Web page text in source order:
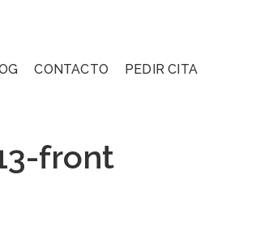
CONTACTO PEDIR CITA
front